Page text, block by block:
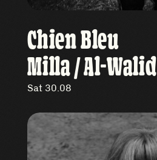
Chien Bleu
Milla / Al-Walid
Sat 30.08